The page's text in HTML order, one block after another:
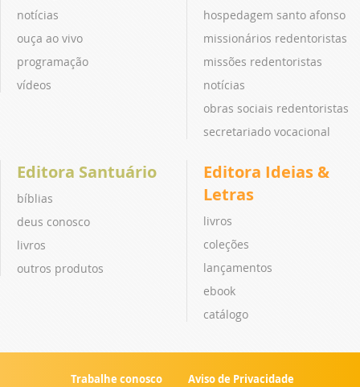
notícias
ouça ao vivo
programação
vídeos
hospedagem santo afonso
missionários redentoristas
missões redentoristas
notícias
obras sociais redentoristas
secretariado vocacional
Editora Santuário
bíblias
deus conosco
livros
outros produtos
Editora Ideias &
Letras
livros
coleções
lançamentos
ebook
catálogo
Trabalhe conosco Aviso de Privacidade